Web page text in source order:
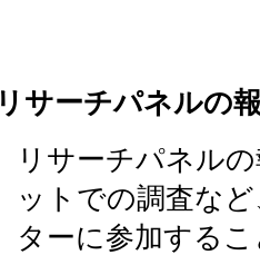
リサーチパネルの
リサーチパネル
ットでの調査な
ターに参加する